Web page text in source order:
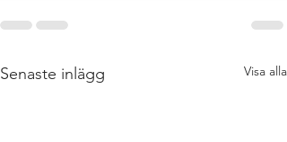
Senaste inlägg Visa alla